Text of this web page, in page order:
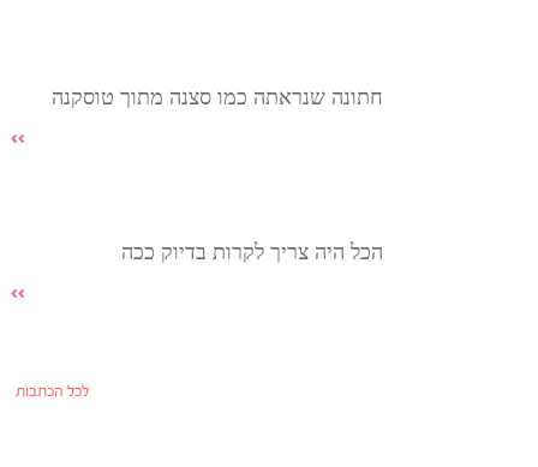
חתונה שנראתה כמו סצנה מתוך טוסקנה
הכל היה צריך לקרות בדיוק ככה
לכל הכתבות